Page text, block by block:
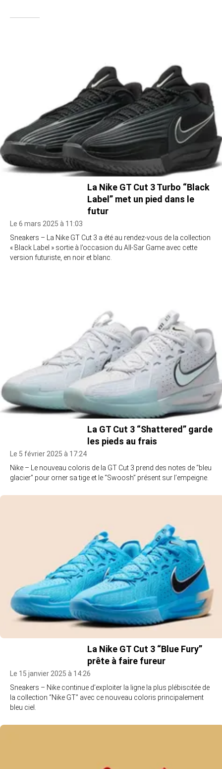
La Nike GT Cut 3 Turbo “Black
Label” met un pied dans le
futur
Le 6 mars 2025 à 11:03
Sneakers – La Nike GT Cut 3 a été au rendez-vous de la collection
« Black Label » sortie à l’occasion du All-Sar Game avec cette
version futuriste, en noir et blanc.
La GT Cut 3 “Shattered” garde
les pieds au frais
Le 5 février 2025 à 17:24
Nike – Le nouveau coloris de la GT Cut 3 prend des notes de “bleu
glacier” pour orner sa tige et le “Swoosh” présent sur l’empeigne.
La Nike GT Cut 3 “Blue Fury”
prête à faire fureur
Le 15 janvier 2025 à 14:26
Sneakers – Nike continue d’exploiter la ligne la plus plébiscitée de
la collection “Nike GT” avec ce nouveau coloris principalement
bleu ciel.